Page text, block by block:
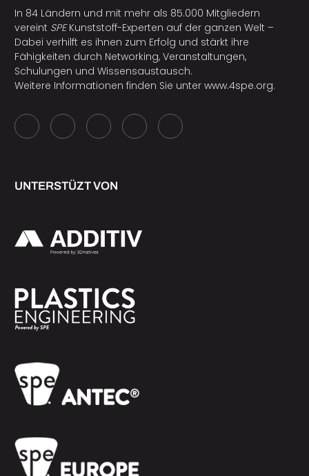
In 84 Ländern und mit mehr als 85.000 Mitgliedern
vereint SPEKunststoff-Experten auf der ganzen Welt –
Dabei verhilft es ihnen zum Erfolg und stärkt ihre
Fähigkeiten durch Networking, Veranstaltungen,
Schulungen und Wissensaustausch.
Weitere Informationen finden Sie unter www.4spe.org.
UNTERSTÜZT VON